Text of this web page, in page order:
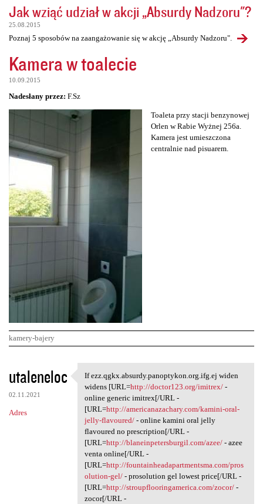
Jak wziąć udział w akcji „Absurdy Nadzoru"?
25.08.2015
Poznaj 5 sposobów na zaangażowanie się w akcję „Absurdy Nadzoru".
Kamera w toalecie
10.09.2015
Nadesłany przez: F.Sz
Toaleta przy stacji benzynowej
Orlen w Rabie Wyżnej 256a.
Kamera jest umieszczona
centralnie nad pisuarem.
kamery-bajery
K
o
m
e
utaleneloc
02.11.2021
Adres
If ezz.qgkx.absurdy
If ezz.qgkx.absurdy.panoptykon.org.ifg.ej widen
widens [URL=http://doctor123.org/imitrex/-
online generic imitrex[/URL -
[URL=http://americanazachary.com/kamini-oral-
jelly-flavoured/- online kamini oral jelly
flavoured no prescription[/URL -
[URL=http://blaneinpetersburgil.com/azee/- azee
venta online[/URL -
[URL=http://fountainheadapartmentsma.com/pros
olution-gel/- prosolution gel lowest price[/URL -
[URL=http://stroupflooringamerica.com/zocor/-
zocor[/URL -